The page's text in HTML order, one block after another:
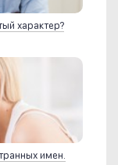
характер?
имен.